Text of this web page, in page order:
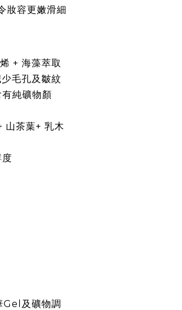
妝容更嫩滑細
+ 海藻萃取
毛孔及皺紋
純礦物顏
山茶葉+ 乳木
Gel及礦物調